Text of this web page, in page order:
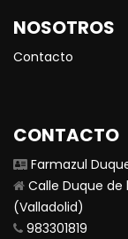
NOSOTROS
Contacto
CONTACTO
Farmazul
Calle Duque de
(Valladolid)
983301819